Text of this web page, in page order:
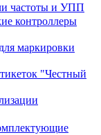
частоты и УПП
контроллеры
маркировки
"Честный